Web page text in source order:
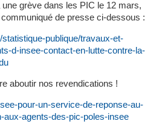
grève dans les PIC le 12 mars,
de presse ci-dessous :
publique/travaux-et-
d-insee-contact-en-lutte-contre-la-
aboutir nos revendications !
pour-un-service-de-reponse-au-
aux-agents-des-pic-poles-insee